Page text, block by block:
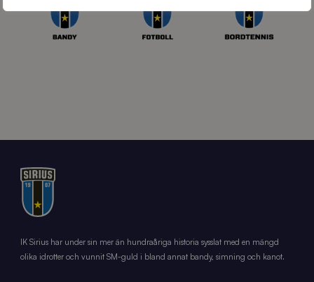
IK Sirius har under sin mer än hundraåriga historia sysslat med en mängd
olika idrotter och vunnit SM-guld i bland annat bandy, simning och kanot.